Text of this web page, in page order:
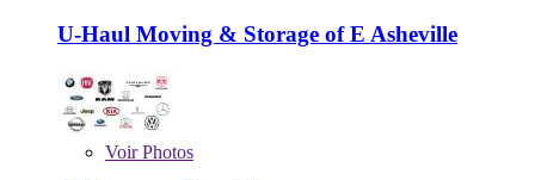
U-Haul Moving & Storage of E Asheville
VoirPhotos